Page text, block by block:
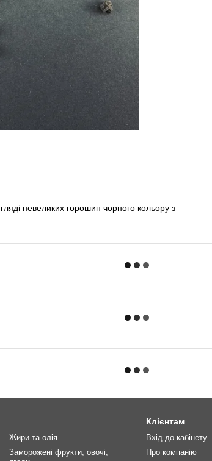
невеликих горошин чорного кольору з
Жири та олія
Заморожені фрукти, овочі,
Клієнтам
Вхід до кабінету
Про компанію